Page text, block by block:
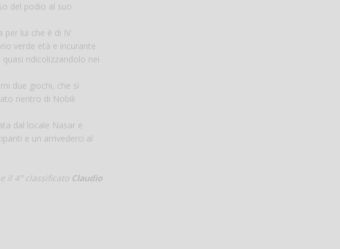
del podio al suo
per lui che è di IV
verde età e incurante
ridicolizzandolo nei
due giochi, che si
rientro di Nobili
dal locale Nasar e
e un arrivederci al
e il 4° classificato Claudio